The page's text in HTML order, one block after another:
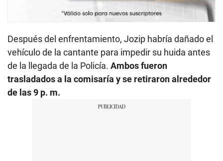
Después del enfrentamiento, Jozip habría dañado el
vehículo de la cantante para impedir su huida antes
de la llegada de la Policía. Ambos fueron
trasladados a la comisaría y se retiraron alrededor
de las 9 p. m.